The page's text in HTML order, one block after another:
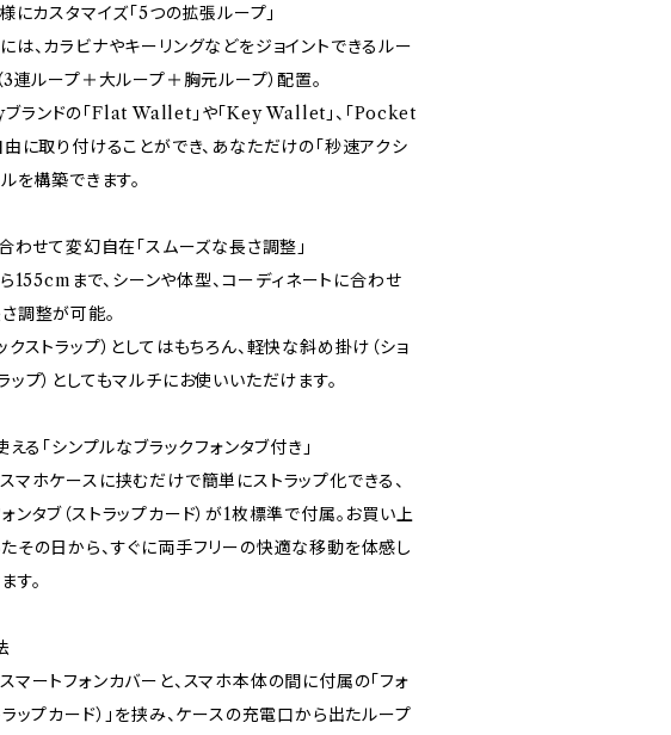
様にカスタマイズ「5つの拡張ループ」
は、カラビナやキーリングなどをジョイントできるルー
3連ループ＋大ループ＋胸元ループ）配置。
ランドの「Flat Wallet」や「Key Wallet」、「Pocket
由に取り付けることができ、あなただけの「秒速アクシ
ルを構築できます。
合わせて変幻自在「スムーズな長さ調整」
155cmまで、シーンや体型、コーディネートに合わせ
調整が可能。
クストラップ）としてはもちろん、軽快な斜め掛け（ショ
ップ）としてもマルチにお使いいただけます。
える「シンプルなブラックフォンタブ付き」
マホケースに挟むだけで簡単にストラップ化できる、
ンタブ（ストラップカード）が1枚標準で付属。お買い上
その日から、すぐに両手フリーの快適な移動を体感し
す。
マートフォンカバーと、スマホ本体の間に付属の「フォ
ラップカード）」を挟み、ケースの充電口から出たループ